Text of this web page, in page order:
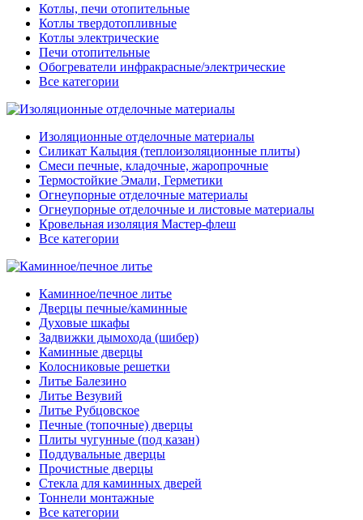
Котлы, печи отопительные
Котлы твердотопливные
Котлы электрические
Печи отопительные
Обогреватели инфракрасные/электрические
Все категории
Изоляционные отделочные материалы
Силикат Кальция (теплоизоляционные плиты)
Смеси печные, кладочные, жаропрочные
Термостойкие Эмали, Герметики
Огнеупорные отделочные материалы
Огнеупорные отделочные и листовые материалы
Кровельная изоляция Мастер-флеш
Все категории
Каминное/печное литье
Дверцы печные/каминные
Духовые шкафы
Задвижки дымохода (шибер)
Каминные дверцы
Колосниковые решетки
Литье Балезино
Литье Везувий
Литье Рубцовское
Печные (топочные) дверцы
Плиты чугунные (под казан)
Поддувальные дверцы
Прочистные дверцы
Стекла для каминных дверей
Тоннели монтажные
Все категории